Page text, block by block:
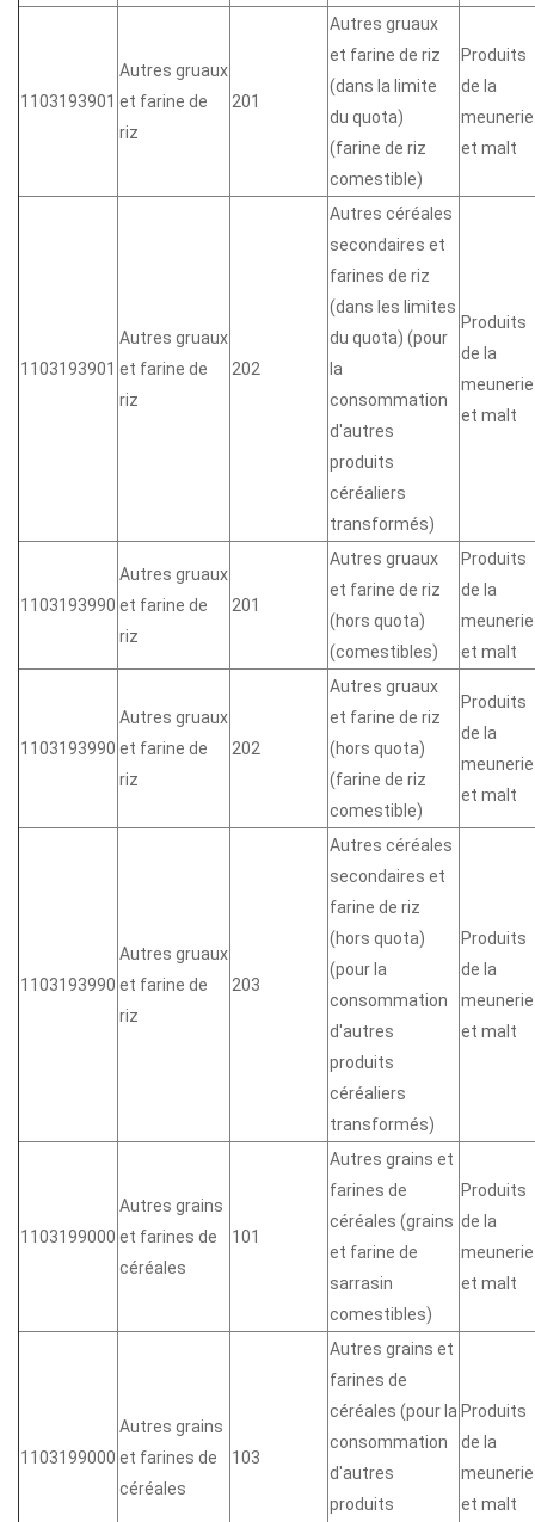
1103193901
Autres gruaux
et farine de
riz
201
Autres gruaux
et farine de riz
(dans la limite
du quota)
(farine de riz
comestible)
Produits
de la
meunerie
et malt
1103193901
Autres gruaux
et farine de
riz
202
Autres céréales
secondaires et
farines de riz
(dans les limites
du quota) (pour
la
consommation
d'autres
produits
céréaliers
transformés)
Produits
de la
meunerie
et malt
1103193990
Autres gruaux
et farine de
riz
201
Autres gruaux
et farine de riz
(hors quota)
(comestibles)
Produits
de la
meunerie
et malt
1103193990
Autres gruaux
et farine de
riz
202
Autres gruaux
et farine de riz
(hors quota)
(farine de riz
comestible)
Produits
de la
meunerie
et malt
1103193990
Autres gruaux
et farine de
riz
203
Autres céréales
secondaires et
farine de riz
(hors quota)
(pour la
consommation
d'autres
produits
céréaliers
transformés)
Produits
de la
meunerie
et malt
1103199000
Autres grains
et farines de
céréales
101
Autres grains et
farines de
céréales (grains
et farine de
sarrasin
comestibles)
Produits
de la
meunerie
et malt
1103199000
Autres grains
et farines de
céréales
103
Autres grains et
farines de
céréales (pour la
consommation
d'autres
produits
Produits
de la
meunerie
et malt